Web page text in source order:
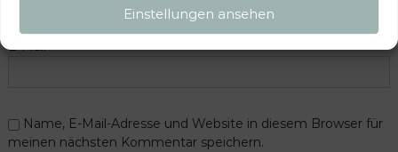
Einstellungen ansehen
E-Mail*
Name, E-Mail-Adresse und Website in diesem Browser für
meinen nächsten Kommentar speichern.